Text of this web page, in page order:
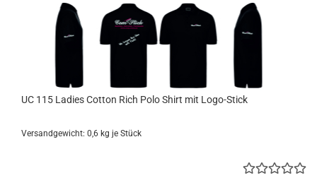
UC 115 Ladies Cotton Rich Polo Shirt mit Logo-Stick
Versandgewicht: 0,6 kg je Stück